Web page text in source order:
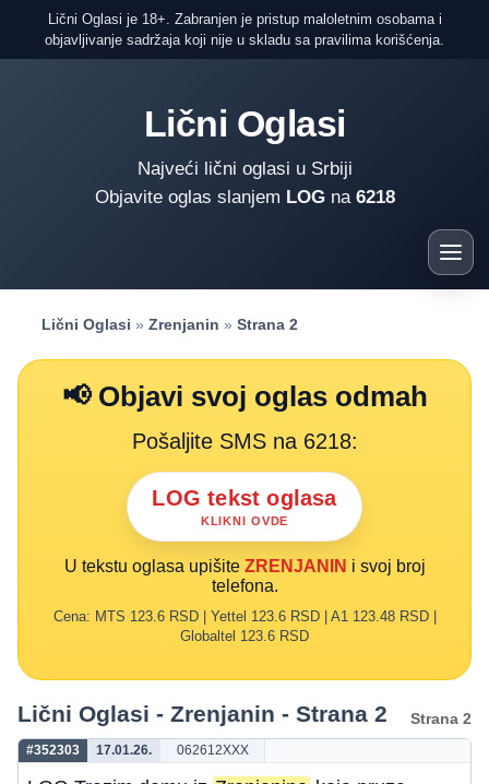
Lični Oglasi je 18+. Zabranjen je pristup maloletnim osobama i
objavljivanje sadržaja koji nije u skladu sa pravilima korišćenja.
Lični Oglasi
Najveći lični oglasi u Srbiji
Objavite oglas slanjem LOGna 6218
Lični Oglasi » Zrenjanin » Strana 2
📢 Objavi svoj oglas odmah
Pošaljite SMS na 6218:
LOG tekst oglasa
KLIKNI OVDE
U tekstu oglasa upišite ZRENJANIN i svoj broj
telefona.
Cena: MTS 123.6 RSD | Yettel 123.6 RSD | A1 123.48 RSD |
Globaltel 123.6 RSD
Lični Oglasi - Zrenjanin - Strana 2 Strana 2
#352303 17.01.26. 062612XXX